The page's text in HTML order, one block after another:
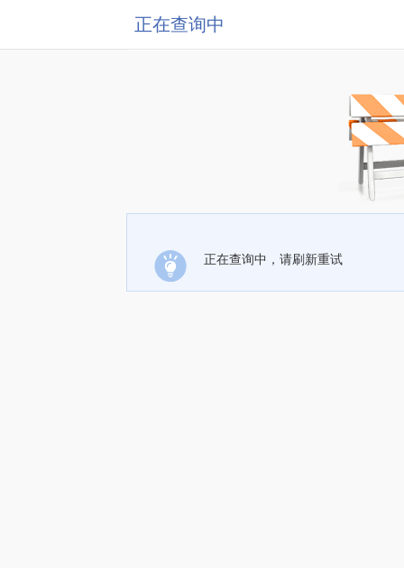
正在查询中
正在查询中，请刷新重试